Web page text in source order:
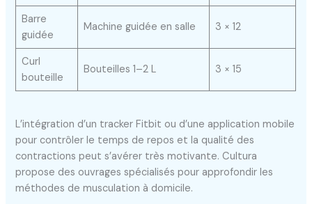
Barre
guidée
Machine guidée en salle 3 × 12
Curl
bouteille
Bouteilles 1–2 L 3 × 15
L’intégration d’un tracker Fitbit ou d’une application mobile
pour contrôler le temps de repos et la qualité des
contractions peut s’avérer très motivante. Cultura
propose des ouvrages spécialisés pour approfondir les
méthodes de musculation à domicile.